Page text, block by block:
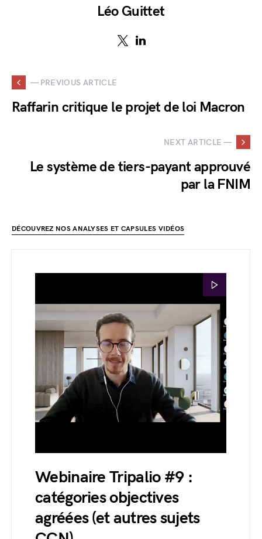
Léo Guittet
— PREVIOUS ARTICLE
Raffarin critique le projet de loi Macron
NEXT ARTICLE —
Le système de tiers-payant approuvé
par la FNIM
DÉCOUVREZ NOS ANALYSES ET CAPSULES VIDÉOS
Webinaire Tripalio #9 :
catégories objectives
agréées (et autres sujets